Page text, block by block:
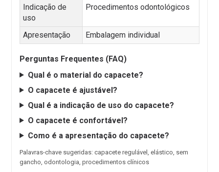
Indicação de
uso
Procedimentos odontológicos
Apresentação Embalagem individual
Perguntas Frequentes (FAQ)
Qual é o material do capacete?
O capacete é ajustável?
Qual é a indicação de uso do capacete?
O capacete é confortável?
Como é a apresentação do capacete?
Palavras-chave sugeridas: capacete regulável, elástico, sem
gancho, odontologia, procedimentos clínicos